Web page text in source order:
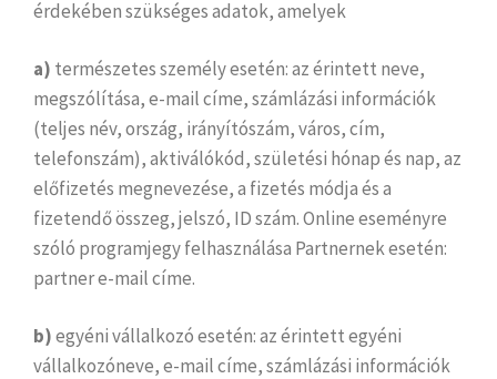
érdekében szükséges adatok, amelyek
a) természetes személy esetén: az érintett neve,
megszólítása, e-mail címe, számlázási információk
(teljes név, ország, irányítószám, város, cím,
telefonszám), aktiválókód, születési hónap és nap, az
előfizetés megnevezése, a fizetés módja és a
fizetendő összeg, jelszó, ID szám. Online eseményre
szóló programjegy felhasználása Partnernek esetén:
partner e-mail címe.
b)egyéni vállalkozó esetén: az érintett egyéni
vállalkozóneve, e-mail címe, számlázási információk